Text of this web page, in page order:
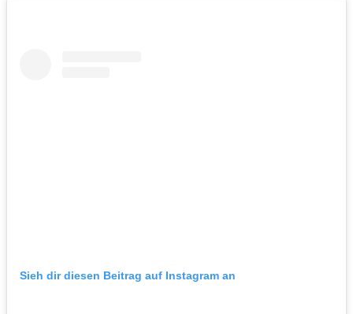
Sieh dir diesen Beitrag auf Instagram an